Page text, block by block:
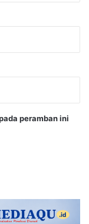
peramban ini